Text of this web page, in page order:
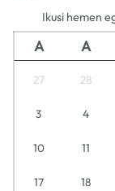
Ikusi hemen
A A
27 28
3 4
10 11
17 18